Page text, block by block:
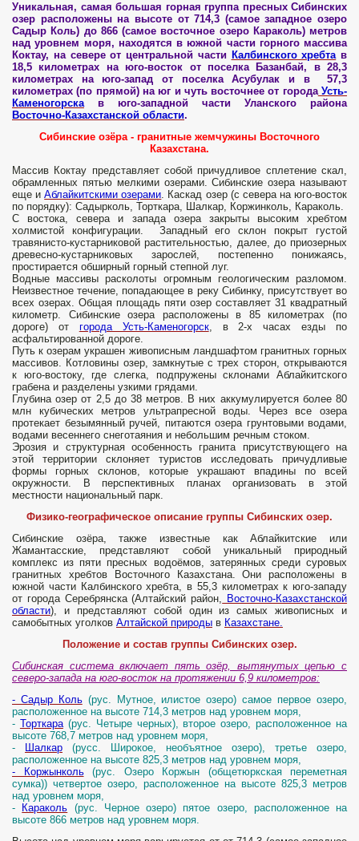
Уникальная, самая большая горная группа пресных Сибинских
озер расположены на высоте от 714,3 (самое западное озеро
Садыр Коль) до 866 (самое восточное озеро Караколь) метров
над уровнем моря, находятся в южной части горного массива
Коктау, на севере от центральной части Калбинского хребтав
18,5 километрах на юго-восток от поселка Базанбай, в 28,3
километрах на юго-запад от поселка Асубулак и в 57,3
километрах (по прямой) на юг и чуть восточнее от городаУсть-
Каменогорскав юго-западной части Уланского района
Восточно-Казахстанской области.
Сибинские озёра - гранитные жемчужины Восточного
Казахстана.
Массив Коктау представляет собой причудливое сплетение скал,
обрамленных пятью мелкими озерами. Сибинские озера называют
еще иАблайкитскими озерами. Каскад озер (с севера на юго-восток
по порядку): Садырколь, Торткара, Шалкар, Коржинколь, Караколь.
С востока, севера и запада озера закрыты высоким хребтом
холмистой конфигурации. Западный его склон покрыт густой
травянисто-кустарниковой растительностью, далее, до приозерных
древесно-кустарниковых зарослей, постепенно понижаясь,
простирается обширный горный степной луг.
Водные массивы расколоты огромным геологическим разломом.
Неизвестное течение, попадающее в реку Сибинку, присутствует во
всех озерах. Общая площадь пяти озер составляет 31 квадратный
километр. Сибинские озера расположены в 85 километрах (по
дороге) от города Усть-Каменогорск, в 2-х часах езды по
асфальтированной дороге.
Путь к озерам украшен живописным ландшафтом гранитных горных
массивов. Котловины озер, замкнутые с трех сторон, открываются
к юго-востоку, где слегка, подпружены склонами Аблайкитского
грабена и разделены узкими грядами.
Глубина озер от 2,5 до 38 метров. В них аккумулируется более 80
млн кубических метров ультрапресной воды. Через все озера
протекает безымянный ручей, питаются озера грунтовыми водами,
водами весеннего снеготаяния и небольшим речным стоком.
Эрозия и структурная особенность гранита присутствующего на
этой территории склоняет туристов исследовать причудливые
формы горных склонов, которые украшают впадины по всей
окружности. В перспективных планах организовать в этой
местности национальный парк.
Физико-географическое описание группы Сибинских озер.
Сибинские озёра, также известные как Аблайкитские или
Жамантасские, представляют собой уникальный природный
комплекс из пяти пресных водоёмов, затерянных среди суровых
гранитных хребтов Восточного Казахстана. Они расположены в
южной части Калбинского хребта, в 55,3 километрах к юго-западу
от города Серебрянска (Алтайский район, Восточно-Казахстанской
области), и представляют собой один из самых живописных и
самобытных уголков Алтайской природы в Казахстане.
Положение и состав группы Сибинских озер.
Сибинская система включает пять озёр, вытянутых цепью с
северо-запада на юго-восток на протяжении 6,9 километров:
- Садыр Коль(рус. Мутное, илистое озеро) самое первое озеро,
расположенное на высоте 714,3 метров над уровнем моря,
- Торткара(рус. Четыре черных), второе озеро, расположенное на
высоте 768,7 метров над уровнем моря,
-
Шалкар (русс. Широкое, необъятное озеро), третье озеро,
расположенное на высоте 825,3 метров над уровнем моря,
- Коржынколь(рус. Озеро Коржын (общетюркская переметная
сумка)) четвертое озеро, расположенное на высоте 825,3 метров
над уровнем моря,
-
Караколь (рус. Черное озеро) пятое озеро, расположенное на
высоте 866 метров над уровнем моря.